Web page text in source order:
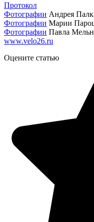
Протокол
Фотографии Андрея
Фотографии Марии
Фотографии Павла
www.velo26.ru
Оцените статью